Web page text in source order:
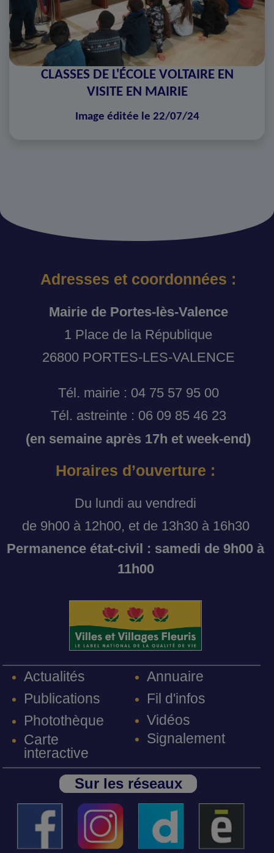
CLASSES DE L'ÉCOLE VOLTAIRE EN
VISITE EN MAIRIE
Image éditée le 22/07/24
Adresses et coordonnées :
Mairie de Portes-lès-Valence
1 Place de la République
26800 PORTES-LES-VALENCE
Tél. mairie : 04 75 57 95 00
Tél. astreinte : 06 09 85 46 23
(en semaine après 17h et week-end)
Horaires d’ouverture :
Du lundi au vendredi
de 9h00 à 12h00, et de 13h30 à 16h30
Permanence état-civil : samedi de 9h00 à
11h00
Actualités
Publications
Photothèque
Carte
interactive
Annuaire
Fil d'infos
Vidéos
Signalement
Sur les réseaux